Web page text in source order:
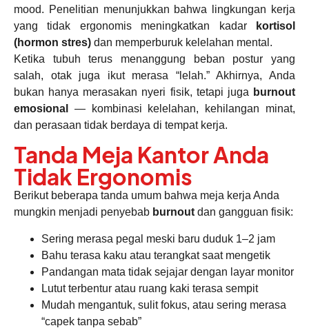
mood. Penelitian menunjukkan bahwa lingkungan kerja
yang tidak ergonomis meningkatkan kadar
kortisol
(hormon stres) dan memperburuk kelelahan mental.
Ketika tubuh terus menanggung beban postur yang
salah, otak juga ikut merasa “lelah.” Akhirnya, Anda
bukan hanya merasakan nyeri fisik, tetapi juga burnout
emosional
— kombinasi kelelahan, kehilangan minat,
dan perasaan tidak berdaya di tempat kerja.
Tanda Meja Kantor Anda
Tidak Ergonomis
Berikut beberapa tanda umum bahwa meja kerja Anda
mungkin menjadi penyebab burnoutdan gangguan fisik:
Sering merasa pegal meski baru duduk 1–2 jam
Bahu terasa kaku atau terangkat saat mengetik
Pandangan mata tidak sejajar dengan layar monitor
Lutut terbentur atau ruang kaki terasa sempit
Mudah mengantuk, sulit fokus, atau sering merasa
“capek tanpa sebab”